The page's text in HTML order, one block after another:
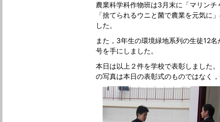
農業科学科作物班は3月末に「マリン
「捨てられるウニと菌で農業を元気に
した。
また，3年生の環境緑地系列の生徒12
号を手にしました。
本日は以上２件を学校で表彰しました
の写真は本日の表彰式のものではなく